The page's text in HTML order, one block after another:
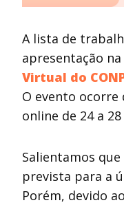
A lista de
apresentação
Virtual do
O evento
online de 24 a
Salientamos
prevista para a
Porém, devido